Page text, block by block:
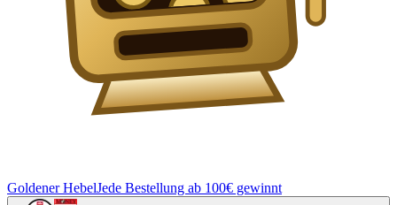
Goldener HebelJede Bestellung ab 100€ gewinnt